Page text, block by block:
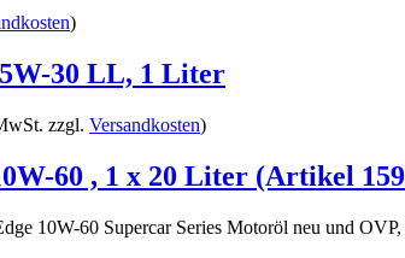
)
30 LL, 1 Liter
zzgl. Versandkosten)
60 , 1 x 20 Liter (Artikel
10W-60 Supercar Series Motoröl neu und